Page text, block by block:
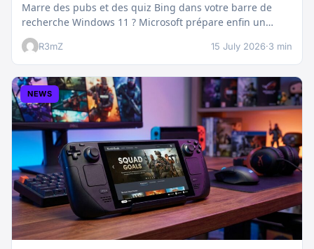
Marre des pubs et des quiz Bing dans votre barre de
recherche Windows 11 ? Microsoft prépare enfin un
nettoyage…
R3mZ 15 July 2026·3 min
NEWS